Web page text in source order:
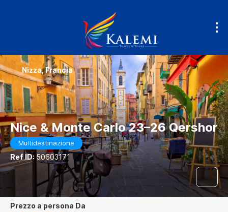
Nice & Monte Carlo 23–26 Qershor
Multidestinazione
Ref ID: 50603171
Nizza, Francia
prezzo a persona Da